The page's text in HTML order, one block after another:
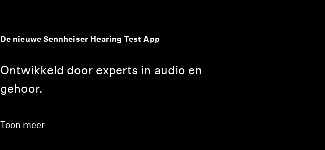
De nieuwe Sennheiser Hearing Test App
Ontwikkeld door experts in audio en
gehoor.
Toon meer